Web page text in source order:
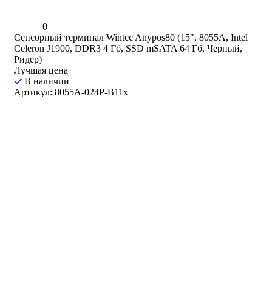
0
Сенсорный терминал Wintec Anypos80 (15", 8055A, Intel
Celeron J1900, DDR3 4 Гб, SSD mSATA 64 Гб, Черный,
Ридер)
Лучшая цена
В наличии
Артикул: 8055A-024P-B11x